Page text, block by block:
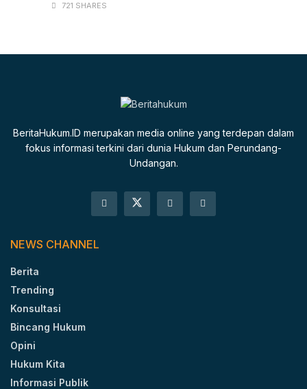
721 SHARES
BeritaHukum.ID merupakan media online yang terdepan dalam
fokus informasi terkini dari dunia Hukum dan Perundang-
Undangan.
NEWS CHANNEL
Berita
Trending
Konsultasi
Bincang Hukum
Opini
Hukum Kita
Informasi Publik